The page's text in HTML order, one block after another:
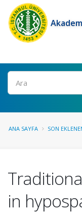
Ara
ANA SAYFA SON
in